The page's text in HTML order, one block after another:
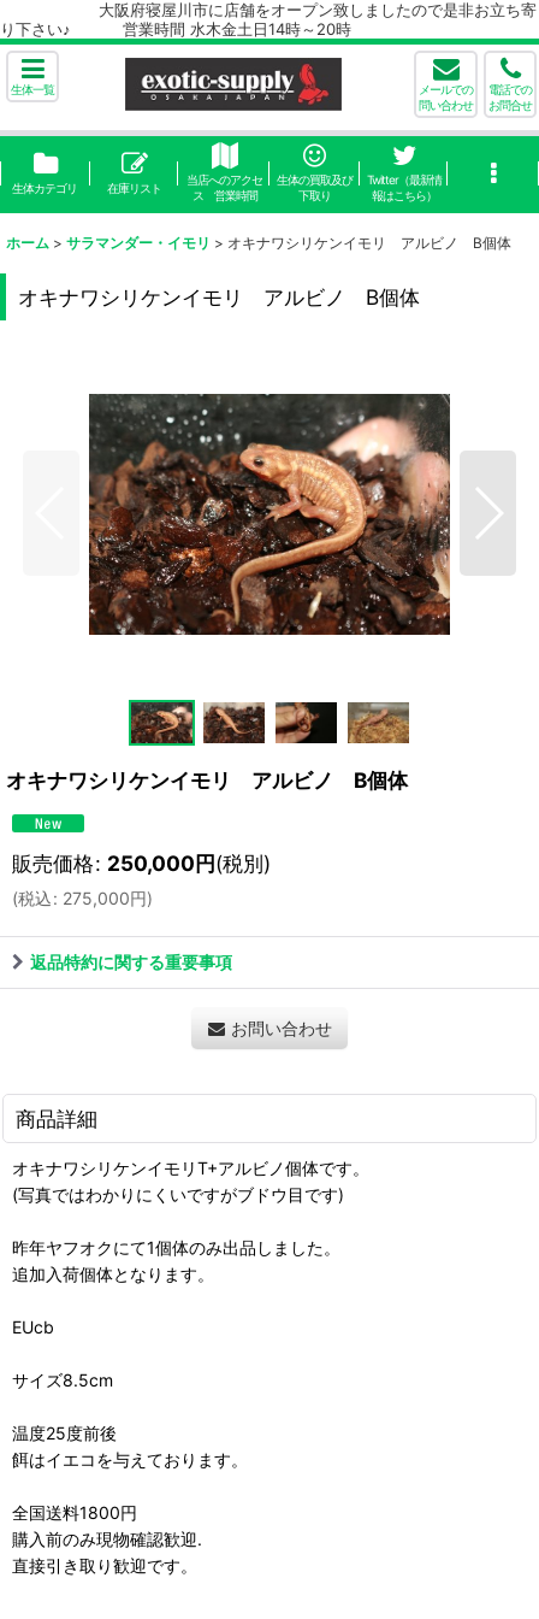
大阪府寝屋川市に店舗をオープン致しましたので是非お立ち寄
り下さい♪ 営業時間 水木金土日14時～20時
生体一覧
メールでの
問い合わせ
電話での
お問合せ
生体カテゴリ 在庫リスト
当店へのアクセ
ス 営業時間
生体の買取及び
下取り
Twitter（最新情
報はこちら）
ホーム > サラマンダー・イモリ > オキナワシリケンイモリ アルビノ B個体
オキナワシリケンイモリ アルビノ B個体
オキナワシリケンイモリ アルビノ B個体
販売価格: 250,000円(税別)
(税込: 275,000円)
返品特約に関する重要事項
お問い合わせ
商品詳細
オキナワシリケンイモリT+アルビノ個体です。
(写真ではわかりにくいですがブドウ目です)
昨年ヤフオクにて1個体のみ出品しました。
追加入荷個体となります。
EUcb
サイズ8.5cm
温度25度前後
餌はイエコを与えております。
全国送料1800円
購入前のみ現物確認歓迎.
直接引き取り歓迎です。